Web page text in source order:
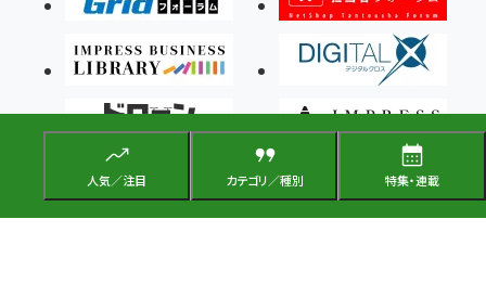
人気／注目 カテゴリ／種別 特集・連載